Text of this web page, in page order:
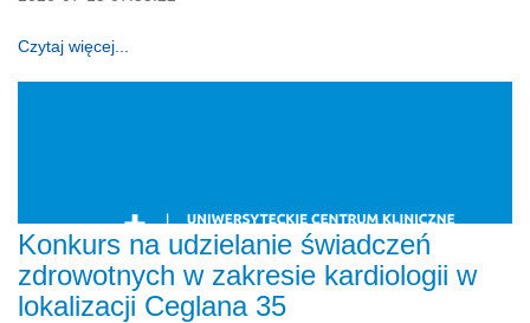
Czytaj więcej...
Konkurs na udzielanie świadczeń
zdrowotnych w zakresie kardiologii w
lokalizacji Ceglana 35